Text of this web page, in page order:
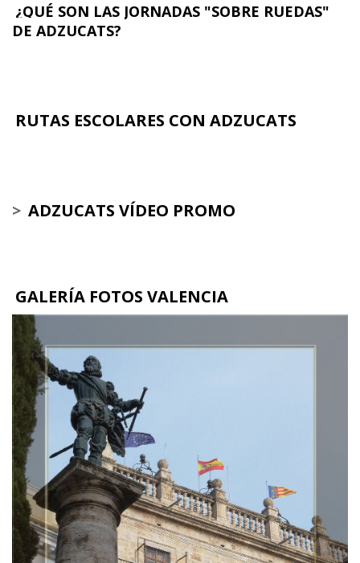
¿QUÉ SON LAS JORNADAS "SOBRE RUEDAS"
DE ADZUCATS?
RUTAS ESCOLARES CON ADZUCATS
> ADZUCATS VÍDEO PROMO
GALERÍA FOTOS VALENCIA